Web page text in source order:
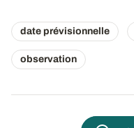
date prévisionnelle
observation